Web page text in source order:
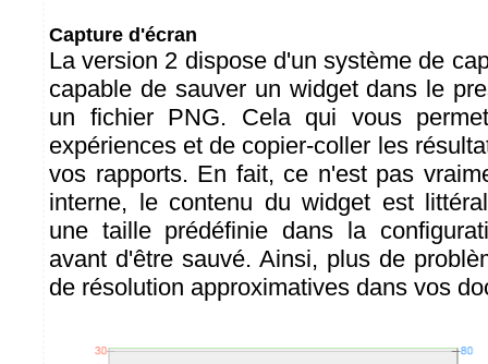
Capture d'écran
La version 2 dispose d'un système de
capable de sauver un widget dans le
un fichier PNG. Cela qui vous
expériences et de copier-coller les
vos rapports. En fait, ce n'est pas
interne, le contenu du widget est
une taille prédéfinie dans la
avant d'être sauvé. Ainsi, plus de
de résolution approximatives dans vos